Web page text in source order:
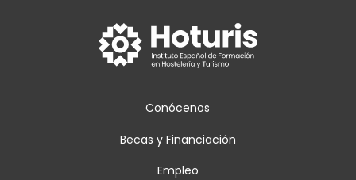
Conócenos
Becas y Financiación
Empleo